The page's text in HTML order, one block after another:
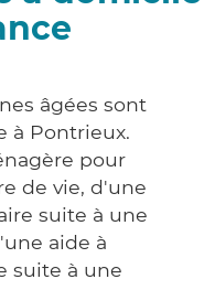
âgées sont
à Pontrieux.
pour
de vie, d'une
suite à une
aide à
suite à une